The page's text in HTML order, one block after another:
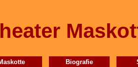
Biografie